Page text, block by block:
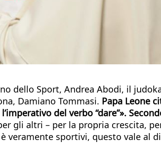
dello Sport, Andrea Abodi, il
Damiano Tommasi. Papa Leone
del verbo “dare”».
gli altri – per la propria crescita,
veramente sportivi, questo vale al